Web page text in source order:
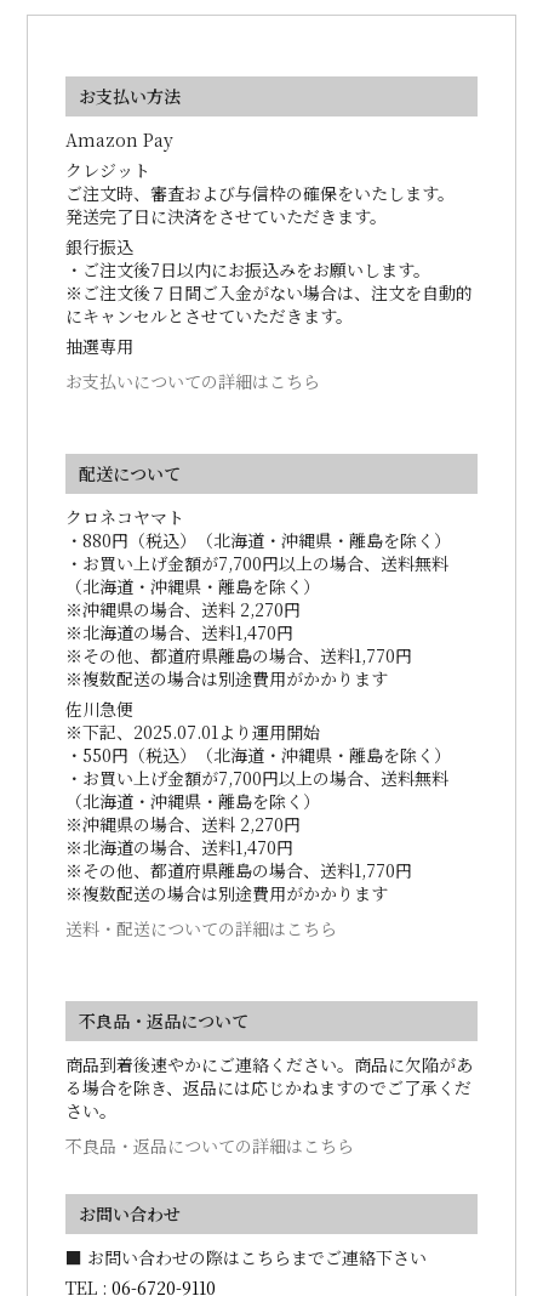
お支払い方法
Amazon Pay
クレジット
ご注文時、審査および与信枠の確保をいたします。
発送完了日に決済をさせていただきます。
銀行振込
・ご注文後7日以内にお振込みをお願いします。
※ご注文後７日間ご入金がない場合は、注文を自動的
にキャンセルとさせていただきます。
抽選専用
お支払いについての詳細はこちら
配送について
クロネコヤマト
・880円（税込）（北海道・沖縄県・離島を除く）
・お買い上げ金額が7,700円以上の場合、送料無料
（北海道・沖縄県・離島を除く）
※沖縄県の場合、送料 2,270円
※北海道の場合、送料1,470円
※その他、都道府県離島の場合、送料1,770円
※複数配送の場合は別途費用がかかります
佐川急便
※下記、2025.07.01より運用開始
・550円（税込）（北海道・沖縄県・離島を除く）
・お買い上げ金額が7,700円以上の場合、送料無料
（北海道・沖縄県・離島を除く）
※沖縄県の場合、送料 2,270円
※北海道の場合、送料1,470円
※その他、都道府県離島の場合、送料1,770円
※複数配送の場合は別途費用がかかります
送料・配送についての詳細はこちら
不良品・返品について
商品到着後速やかにご連絡ください。商品に欠陥があ
る場合を除き、返品には応じかねますのでご了承くだ
さい。
不良品・返品についての詳細はこちら
お問い合わせ
■ お問い合わせの際はこちらまでご連絡下さい
TEL : 06-6720-9110